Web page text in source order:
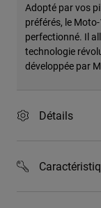
Adopté par vos
préférés, le
perfectionné. Il
technologie
développée par
Détails